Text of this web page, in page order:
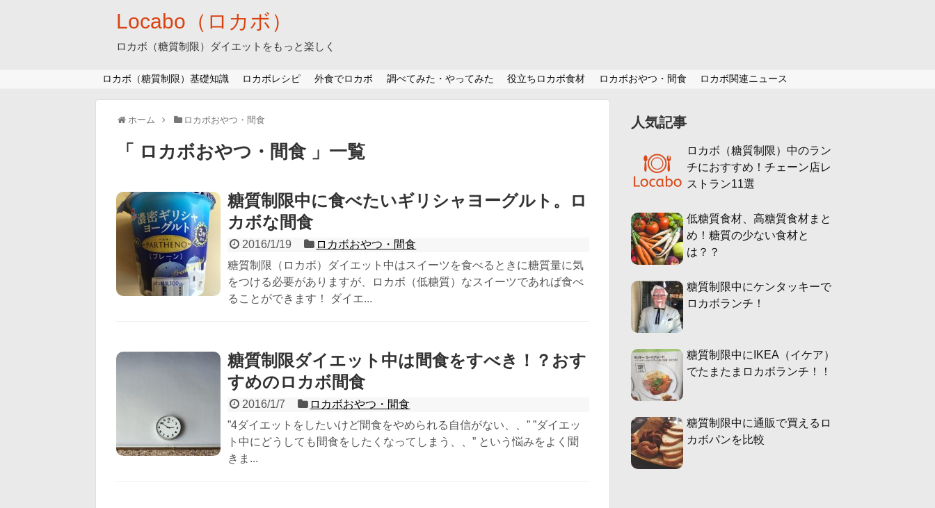
Locabo（ロカボ）
ロカボ（糖質制限）ダイエットをもっと楽しく
ロカボ（糖質制限）基礎知識 ロカボレシピ 外食でロカボ 調べてみた・やってみた 役立ちロカボ食材 ロカボおやつ・間食 ロカボ関連ニュース
ホーム ロカボおやつ・間食
「 ロカボおやつ・間食 」一覧
糖質制限中に食べたいギリシャヨーグルト。ロ
カボな間食
2016/1/19
ロカボおやつ・間食
糖質制限（ロカボ）ダイエット中はスイーツを食べるときに糖質量に気
をつける必要がありますが、ロカボ（低糖質）なスイーツであれば食べ
ることができます！ ダイエ...
糖質制限ダイエット中は間食をすべき！？おす
すめのロカボ間食
2016/1/7
ロカボおやつ・間食
”4ダイエットをしたいけど間食をやめられる自信がない、、” ”ダイエッ
ト中にどうしても間食をしたくなってしまう、、” という悩みをよく聞
きま...
人気記事
ロカボ（糖質制限）中のラン
チにおすすめ！チェーン店レ
ストラン11選
低糖質食材、高糖質食材まと
め！糖質の少ない食材と
は？？
糖質制限中にケンタッキーで
ロカボランチ！
糖質制限中にIKEA（イケア）
でたまたまロカボランチ！！
糖質制限中に通販で買えるロ
カボパンを比較